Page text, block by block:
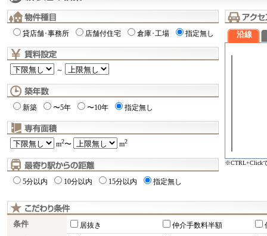
貸店舗･事務所 店舗付住宅 倉庫･工場 指定無し
～
新築 〜5年 〜10年 指定無し
m2〜 m2
5分以内 10分以内 15分以内 指定無し
沿線
※CTRL+Click
条件 居抜き 仲介手数料半額